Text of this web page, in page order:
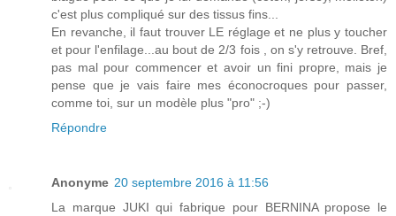
c'est plus compliqué sur des tissus fins...
En revanche, il faut trouver LE réglage et ne plus y toucher
et pour l'enfilage...au bout de 2/3 fois , on s'y retrouve. Bref,
pas mal pour commencer et avoir un fini propre, mais je
pense que je vais faire mes éconocroques pour passer,
comme toi, sur un modèle plus "pro" ;-)
Répondre
Anonyme 20 septembre 2016 à 11:56
La marque JUKI qui fabrique pour BERNINA propose le